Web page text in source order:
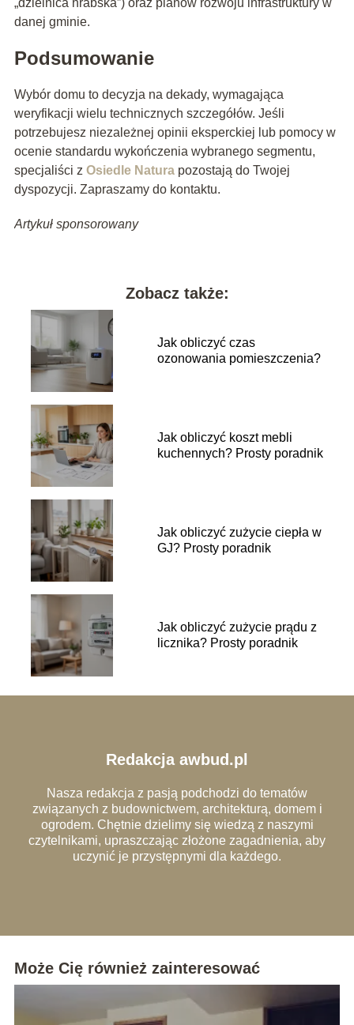
danej gminie.
Podsumowanie
Wybór domu to decyzja na dekady, wymagająca
weryfikacji wielu technicznych szczegółów. Jeśli
potrzebujesz niezależnej opinii eksperckiej lub pomocy w
ocenie standardu wykończenia wybranego segmentu,
specjaliści z Osiedle Naturapozostają do Twojej
dyspozycji. Zapraszamy do kontaktu.
Artykuł sponsorowany
Zobacz także:
Jak obliczyć czas
ozonowania pomieszczenia?
Jak obliczyć koszt mebli
kuchennych? Prosty poradnik
Jak obliczyć zużycie ciepła w
GJ? Prosty poradnik
Jak obliczyć zużycie prądu z
licznika? Prosty poradnik
Redakcja awbud.pl
Nasza redakcja z pasją podchodzi do tematów
związanych z budownictwem, architekturą, domem i
ogrodem. Chętnie dzielimy się wiedzą z naszymi
czytelnikami, upraszczając złożone zagadnienia, aby
uczynić je przystępnymi dla każdego.
Może Cię również zainteresować